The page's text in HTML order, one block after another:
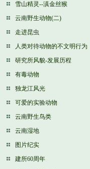
雪山精灵--滇金丝猴
云南野生动物(二)
走进昆虫
人类对待动物的不文明行为
研究所风貌-发展历程
有毒动物
独龙江风光
可爱的实验动物
云南野生鸟类
云南湿地
图片纪实
建所60周年